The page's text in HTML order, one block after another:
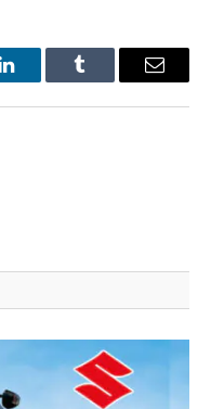
LinkedInTumblr Email